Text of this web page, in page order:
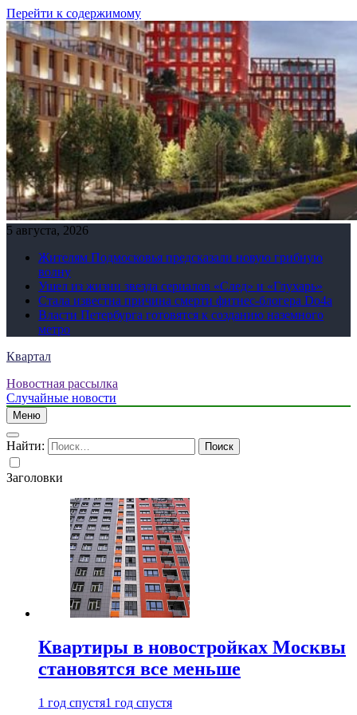
Перейти к содержимому
5 августа, 2026
Жителям Подмосковья предсказали новую грибную
волну
Ушел из жизни звезда сериалов «След» и «Глухарь»
Стала известна причина смерти фитнес-блогера Do4а
Власти Петербурга готовятся к созданию наземного
метро
Квартал
Новостная рассылка
Случайные новости
Меню
Найти:
Заголовки
Квартиры в новостройках Москвы
становятся все меньше
1 год спустя1 год спустя